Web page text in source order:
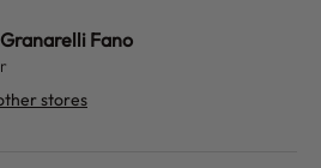
Granarelli Fano
stores